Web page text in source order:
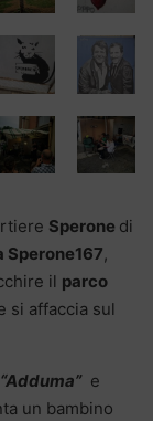
Sperone di
Sperone167,
il parco
si affaccia sul
“Adduma”e
un bambino